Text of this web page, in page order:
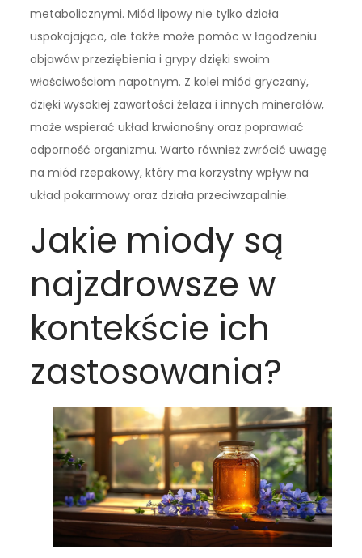
metabolicznymi. Miód lipowy nie tylko działa
uspokajająco, ale także może pomóc w łagodzeniu
objawów przeziębienia i grypy dzięki swoim
właściwościom napotnym. Z kolei miód gryczany,
dzięki wysokiej zawartości żelaza i innych minerałów,
może wspierać układ krwionośny oraz poprawiać
odporność organizmu. Warto również zwrócić uwagę
na miód rzepakowy, który ma korzystny wpływ na
układ pokarmowy oraz działa przeciwzapalnie.
Jakie miody są
najzdrowsze w
kontekście ich
zastosowania?